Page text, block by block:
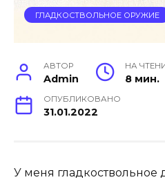
ГЛАДКОСТВОЛЬНОЕ ОРУЖИЕ
АВТОР
Admin
НА
8 мин.
ОПУБЛИКОВАНО
31.01.2022
У меня гладкоствольное